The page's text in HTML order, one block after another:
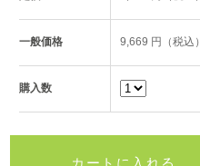
一般価格 9,669 円（税込）
購入数